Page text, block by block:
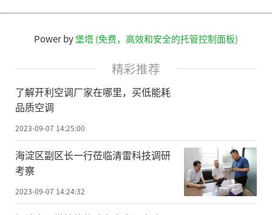
Power by堡塔 (免费，高效和安全的托管控制面板)
精彩推荐
了解开利空调厂家在哪里，买低能耗
品质空调
2023-09-07 14:25:00
海淀区副区长一行莅临清雷科技调研
考察
2023-09-07 14:24:32